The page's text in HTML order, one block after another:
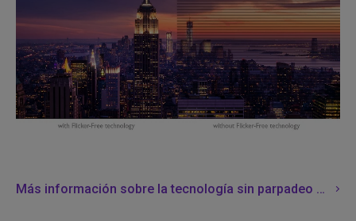
Más información sobre la tecnología sin parpadeo de BenQ